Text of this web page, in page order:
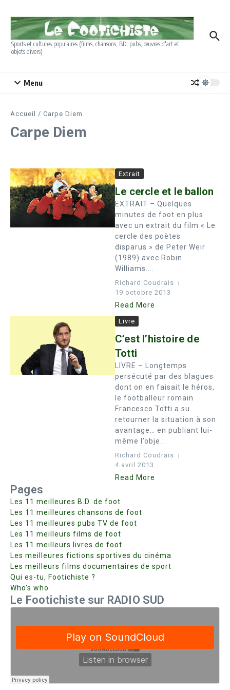
Sports et cultures populaires (films, chansons, BD, pubs, œuvres d'art et
objets divers)
Menu
Accueil / Carpe Diem
Carpe Diem
Extrait
Le cercle et le ballon
EXTRAIT – Quelques
minutes de foot en plus
avec un extrait du film « Le
cercle des poètes
disparus » de Peter Weir
(1989) avec Robin
Williams....
Richard Coudrais
19 octobre 2013
Read More
Livre
C’est l’histoire de
Totti
LIVRE – Longtemps
persécuté par des blagues
dont on en faisait le héros,
le footballeur romain
Francesco Totti a su
retourner la situation à son
avantage… en publiant lui-
même l’obje...
Richard Coudrais
4 avril 2013
Read More
Pages
Les 11 meilleures B.D. de foot
Les 11 meilleures chansons de foot
Les 11 meilleures pubs TV de foot
Les 11 meilleurs films de foot
Les 11 meilleurs livres de foot
Les meilleures fictions sportives du cinéma
Les meilleurs films documentaires de sport
Qui es-tu, Footichiste ?
Who’s who
Le Footichiste sur RADIO SUD